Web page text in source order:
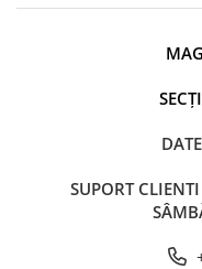
Directie
SUPORT CLIENTI